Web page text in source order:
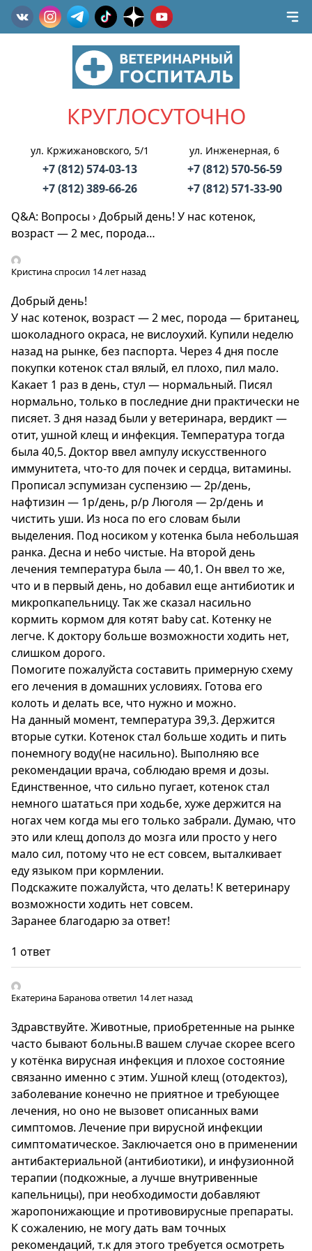
КРУГЛОСУТОЧНО
ул. Кржижановского, 5/1
+7 (812) 574-03-13
+7 (812) 389-66-26
ул. Инженерная, 6
+7 (812) 570-56-59
+7 (812) 571-33-90
Q&A: Вопросы›Добрый день! У нас котенок,
возраст — 2 мес, порода…
Кристинаспросил 14 лет назад
Добрый день!
У нас котенок, возраст — 2 мес, порода — британец,
шоколадного окраса, не вислоухий. Купили неделю
назад на рынке, без паспорта. Через 4 дня после
покупки котенок стал вялый, ел плохо, пил мало.
Какает 1 раз в день, стул — нормальный. Писял
нормально, только в последние дни практически не
писяет. 3 дня назад были у ветеринара, вердикт —
отит, ушной клещ и инфекция. Температура тогда
была 40,5. Доктор ввел ампулу искусственного
иммунитета, что-то для почек и сердца, витамины.
Прописал эспумизан суспензию — 2р/день,
нафтизин — 1р/день, р/р Люголя — 2р/день и
чистить уши. Из носа по его словам были
выделения. Под носиком у котенка была небольшая
ранка. Десна и небо чистые. На второй день
лечения температура была — 40,1. Он ввел то же,
что и в первый день, но добавил еще антибиотик и
микропкапельницу. Так же сказал насильно
кормить кормом для котят baby cat. Котенку не
легче. К доктору больше возможности ходить нет,
слишком дорого.
Помогите пожалуйста составить примерную схему
его лечения в домашних условиях. Готова его
колоть и делать все, что нужно и можно.
На данный момент, температура 39,3. Держится
вторые сутки. Котенок стал больше ходить и пить
понемногу воду(не насильно). Выполняю все
рекомендации врача, соблюдаю время и дозы.
Единственное, что сильно пугает, котенок стал
немного шататься при ходьбе, хуже держится на
ногах чем когда мы его только забрали. Думаю, что
это или клещ дополз до мозга или просто у него
мало сил, потому что не ест совсем, выталкивает
еду языком при кормлении.
Подскажите пожалуйста, что делать! К ветеринару
возможности ходить нет совсем.
Заранее благодарю за ответ!
1 ответ
Екатерина Барановаответил 14 лет назад
Здравствуйте. Животные, приобретенные на рынке
часто бывают больны.В вашем случае скорее всего
у котёнка вирусная инфекция и плохое состояние
связанно именно с этим. Ушной клещ (отодектоз),
заболевание конечно не приятное и требующее
лечения, но оно не вызовет описанных вами
симптомов. Лечение при вирусной инфекции
симптоматическое. Заключается оно в применении
антибактериальной (антибиотики), и инфузионной
терапии (подкожные, а лучше внутривенные
капельницы), при необходимости добавляют
жаропонижающие и противовирусные препараты.
К сожалению, не могу дать вам точных
рекомендаций, т.к для этого требуется осмотреть